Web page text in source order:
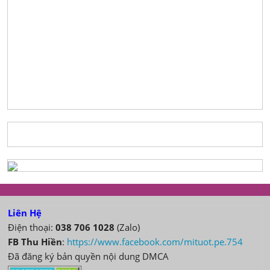
Liên Hệ
Điện thoại:038 706 1028 (Zalo)
FB Thu Hiền: https://www.facebook.com/mituot.pe.754
Đã đăng ký bản quyền nội dung DMCA